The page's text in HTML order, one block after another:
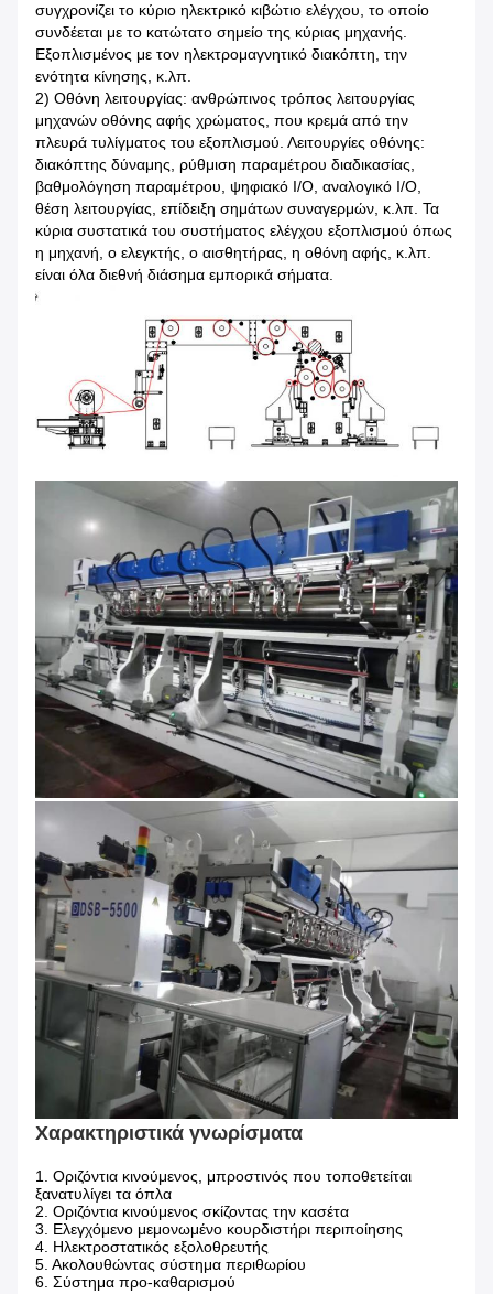
συγχρονίζει το κύριο ηλεκτρικό κιβώτιο ελέγχου, το οποίο
συνδέεται με το κατώτατο σημείο της κύριας μηχανής.
Εξοπλισμένος με τον ηλεκτρομαγνητικό διακόπτη, την
ενότητα κίνησης, κ.λπ.
2) Οθόνη λειτουργίας: ανθρώπινος τρόπος λειτουργίας
μηχανών οθόνης αφής χρώματος, που κρεμά από την
πλευρά τυλίγματος του εξοπλισμού. Λειτουργίες οθόνης:
διακόπτης δύναμης, ρύθμιση παραμέτρου διαδικασίας,
βαθμολόγηση παραμέτρου, ψηφιακό I/O, αναλογικό I/O,
θέση λειτουργίας, επίδειξη σημάτων συναγερμών, κ.λπ. Τα
κύρια συστατικά του συστήματος ελέγχου εξοπλισμού όπως
η μηχανή, ο ελεγκτής, ο αισθητήρας, η οθόνη αφής, κ.λπ.
είναι όλα διεθνή διάσημα εμπορικά σήματα.
Χαρακτηριστικά γνωρίσματα
1. Οριζόντια κινούμενος, μπροστινός που τοποθετείται
ξανατυλίγει τα όπλα
2. Οριζόντια κινούμενος σκίζοντας την κασέτα
3. Ελεγχόμενο μεμονωμένο κουρδιστήρι περιποίησης
4. Ηλεκτροστατικός εξολοθρευτής
5. Ακολουθώντας σύστημα περιθωρίου
6. Σύστημα προ-καθαρισμού